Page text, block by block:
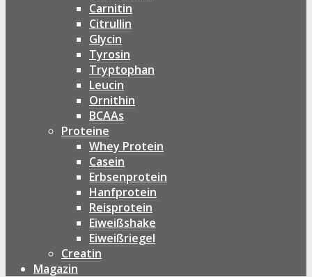
Carnitin
Citrullin
Glycin
Tyrosin
Tryptophan
Leucin
Ornithin
BCAAs
Proteine
Whey Protein
Casein
Erbsenprotein
Hanfprotein
Reisprotein
Eiweißshake
Eiweißriegel
Creatin
Magazin